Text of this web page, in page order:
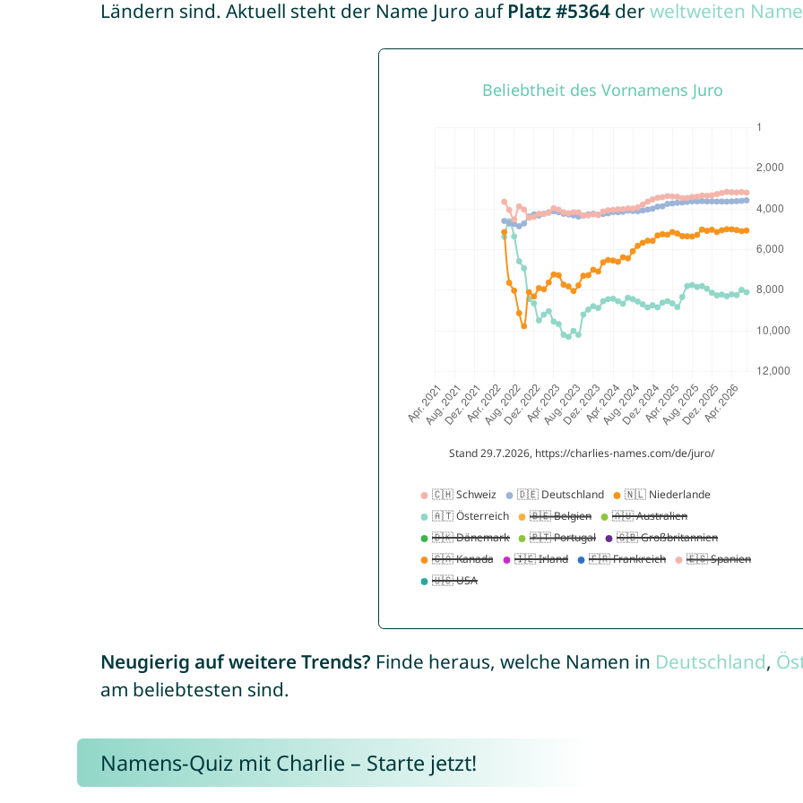
Ländern sind. Aktuell steht der Name Juro auf Platz #5364derweltweiten
Neugierig auf weitere Trends? Finde heraus, welche Namen in Deutschland,
am beliebtesten sind.
Namens-Quiz mit Charlie – Starte jetzt!